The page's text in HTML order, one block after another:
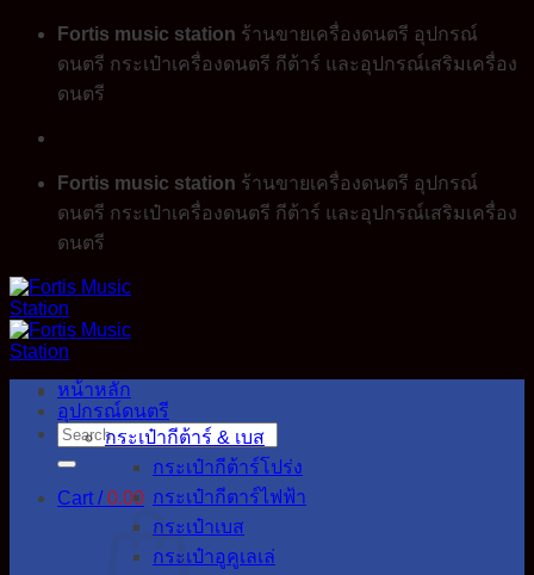
Skip
content
Fortis music station ร้านขายเครื่องดนตรี อุปกรณ์
ดนตรี กระเป๋าเครื่องดนตรี กีต้าร์ และอุปกรณ์เสริมเครื่อง
ดนตรี
Fortis music station ร้านขายเครื่องดนตรี อุปกรณ์
ดนตรี กระเป๋าเครื่องดนตรี กีต้าร์ และอุปกรณ์เสริมเครื่อง
ดนตรี
Search
for:
Cart /0.00
หน้าหลัก
อุปกรณ์ดนตรี
กระเป๋ากีต้าร์ & เบส
กระเป๋ากีต้าร์โปร่ง
กระเป๋ากีตาร์ไฟฟ้า
กระเป๋าเบส
กระเป๋าอูคูเลเล่